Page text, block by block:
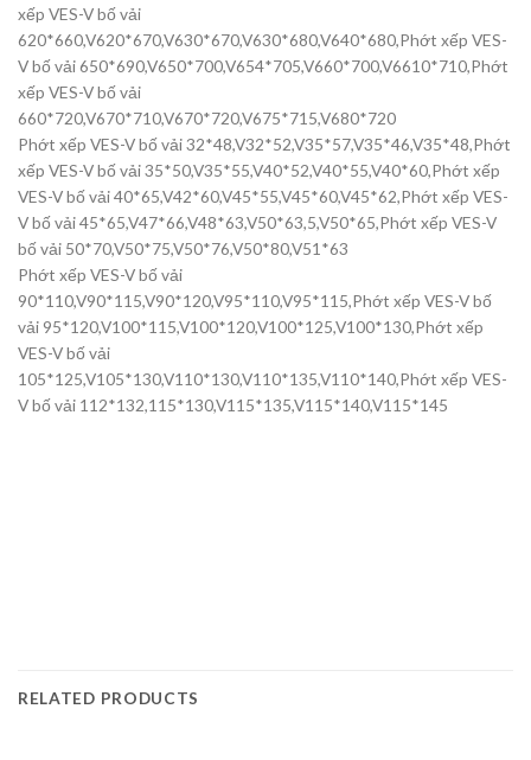
xếp VES-V bố vải
620*660,V620*670,V630*670,V630*680,V640*680,Phớt xếp VES-
V bố vải 650*690,V650*700,V654*705,V660*700,V6610*710,Phớt
xếp VES-V bố vải
660*720,V670*710,V670*720,V675*715,V680*720
Phớt xếp VES-V bố vải 32*48,V32*52,V35*57,V35*46,V35*48,Phớt
xếp VES-V bố vải 35*50,V35*55,V40*52,V40*55,V40*60,Phớt xếp
VES-V bố vải 40*65,V42*60,V45*55,V45*60,V45*62,Phớt xếp VES-
V bố vải 45*65,V47*66,V48*63,V50*63,5,V50*65,Phớt xếp VES-V
bố vải 50*70,V50*75,V50*76,V50*80,V51*63
Phớt xếp VES-V bố vải
90*110,V90*115,V90*120,V95*110,V95*115,Phớt xếp VES-V bố
vải 95*120,V100*115,V100*120,V100*125,V100*130,Phớt xếp
VES-V bố vải
105*125,V105*130,V110*130,V110*135,V110*140,Phớt xếp VES-
V bố vải 112*132,115*130,V115*135,V115*140,V115*145
RELATED PRODUCTS